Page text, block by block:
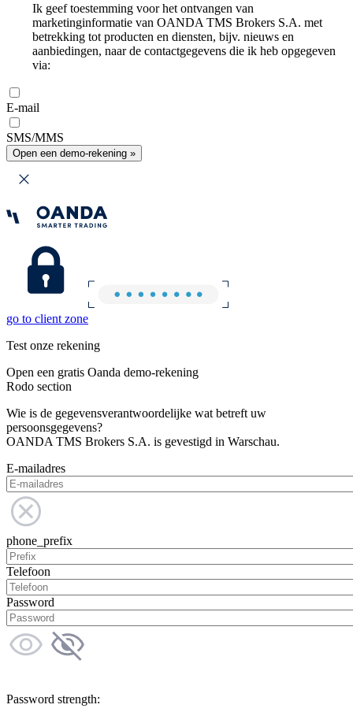
Ik geef toestemming voor het ontvangen van
marketinginformatie van OANDA TMS Brokers S.A. met
betrekking tot producten en diensten, bijv. nieuws en
aanbiedingen, naar de contactgegevens die ik heb opgegeven
via:
E-mail
SMS/MMS
Open een demo-rekening »
go to client zone
Test onze rekening
Open een gratis Oanda demo-rekening
Rodo section
Wie is de gegevensverantwoordelijke wat betreft uw
persoonsgegevens?
OANDA TMS Brokers S.A. is gevestigd in Warschau.
E-mailadres
phone_prefix
Telefoon
Password
Password strength: